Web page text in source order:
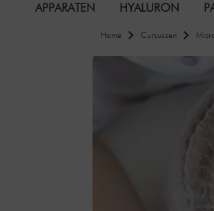
APPARATEN HYALURON
Home Cursussen